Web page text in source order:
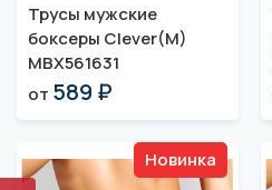
Трусы мужские
боксеры Clever(M)
MBX561631
от 589 ₽
Новинка